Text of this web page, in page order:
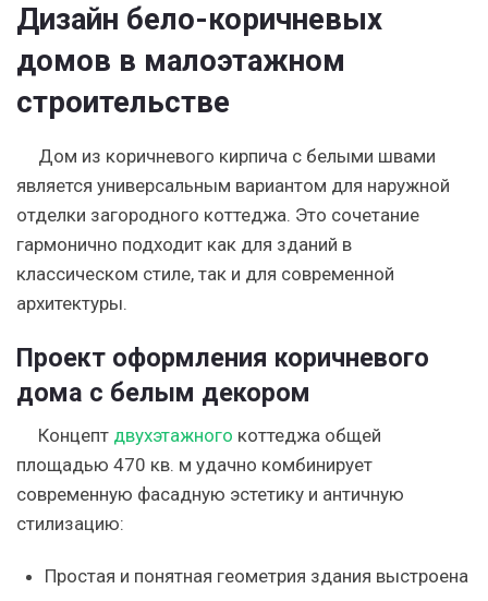
Дизайн бело-коричневых
домов в малоэтажном
строительстве
Дом из коричневого кирпича с белыми швами
является универсальным вариантом для наружной
отделки загородного коттеджа. Это сочетание
гармонично подходит как для зданий в
классическом стиле, так и для современной
архитектуры.
Проект оформления коричневого
дома с белым декором
Концепт двухэтажного коттеджа общей
площадью 470 кв. м удачно комбинирует
современную фасадную эстетику и античную
стилизацию:
Простая и понятная геометрия здания выстроена